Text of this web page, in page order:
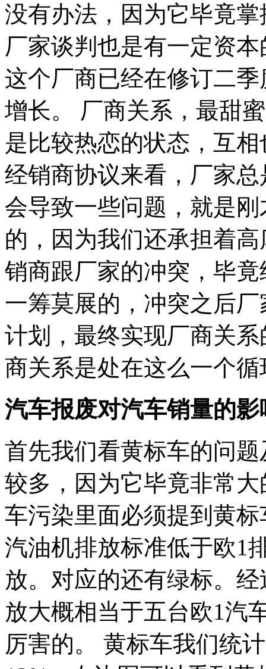
没有办法，因为它毕竟
厂家谈判也是有一定资
这个厂商已经在修订二
增长。 厂商关系，最甜
是比较热恋的状态，互
经销商协议来看，厂家
会导致一些问题，就是
的，因为我们还承担着
销商跟厂家的冲突，毕
一筹莫展的，冲突之后
计划，最终实现厂商关
商关系是处在这么一个
汽车报废对汽车销量的影
首先我们看黄标车的问
较多，因为它毕竟非常
车污染里面必须提到黄
汽油机排放标准低于欧1
放。对应的还有绿标。
放大概相当于五台欧1汽
厉害的。 黄标车我们统